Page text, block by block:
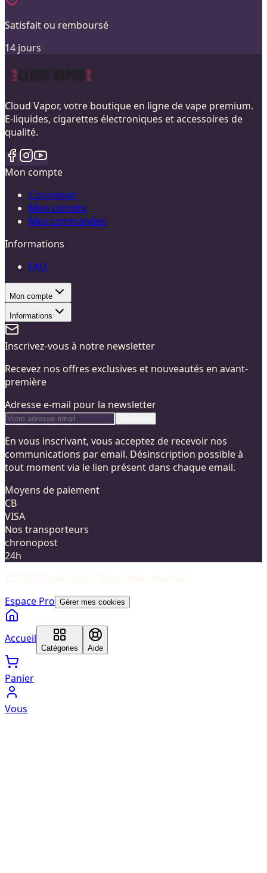
Satisfait ou remboursé
14 jours
Cloud Vapor, votre boutique en ligne de vape premium.
E-liquides, cigarettes électroniques et accessoires de
qualité.
Mon compte
Connexion
Mon compte
Mes commandes
Informations
FAQ
Mon compte
Informations
Inscrivez-vous à notre newsletter
Recevez nos offres exclusives et nouveautés en avant-
première
Adresse e-mail pour la newsletter
En vous inscrivant, vous acceptez de recevoir nos
communications par email. Désinscription possible à
tout moment via le lien présent dans chaque email.
Moyens de paiement
CB
VISA
Nos transporteurs
chronopost
24h
© 2026 Cloud Vapor. Tous droits réservés.
Espace Pro Gérer mes cookies
Accueil
Catégories Aide
Panier
Vous